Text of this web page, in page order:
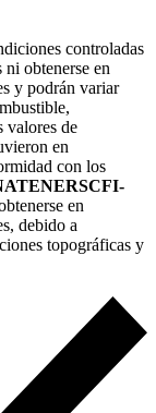
controladas
obtenerse en
y podrán variar
valores de
en
con los
en
debido a
topográficas y